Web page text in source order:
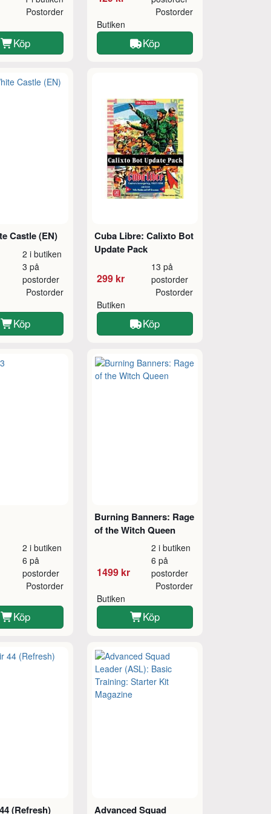
Postorder
Köp
Butiken
Postorder
Köp
Castle (EN)
2 i butiken
3 på
postorder
Postorder
Köp
Cuba Libre: Calixto Bot
Update Pack
299 kr
13 på
postorder
Butiken
Postorder
Köp
2 i butiken
6 på
postorder
Postorder
Köp
Burning Banners: Rage
of the Witch Queen
1499 kr
2 i butiken
6 på
postorder
Butiken
Postorder
Köp
(Refresh) Advanced Squad